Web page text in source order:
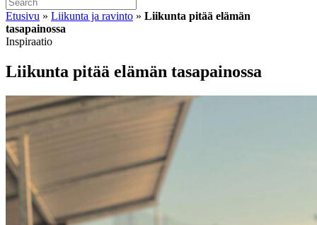
Etusivu » Liikunta ja ravinto » Liikunta pitää elämän
tasapainossa
Inspiraatio
Liikunta pitää elämän tasapainossa